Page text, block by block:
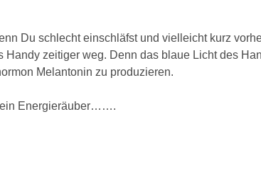
Du schlecht einschläfst und vielleicht kurz
Handy zeitiger weg. Denn das blaue Licht des
Melantonin zu produzieren.
ein Energieräuber…….